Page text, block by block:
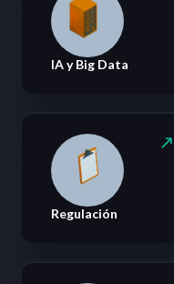
IA y Big Data
Regulación